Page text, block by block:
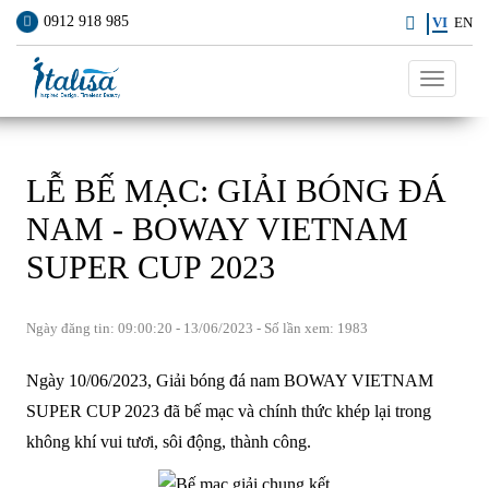
0912 918 985 VI EN
Toggle
LỄ BẾ MẠC: GIẢI BÓNG ĐÁ
NAM - BOWAY VIETNAM
SUPER CUP 2023
Ngày đăng tin: 09:00:20 - 13/06/2023 - Số lần xem: 1983
Ngày 10/06/2023, Giải bóng đá nam BOWAY VIETNAM
SUPER CUP 2023 đã bế mạc và chính thức khép lại trong
không khí vui tươi, sôi động, thành công.